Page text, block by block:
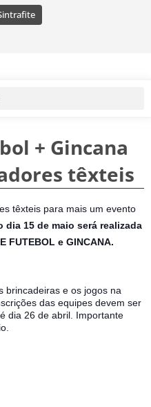
+ Gincana
têxteis
têxteis para mais um evento
dia 15 de maio será realizada
FUTEBOL e GINCANA.
brincadeiras e os jogos na
das equipes devem ser
dia 26 de abril. Importante
de sócio.